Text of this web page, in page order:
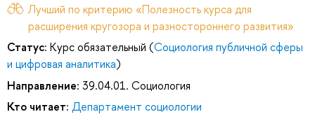
Лучший по критерию «Полезность курса для
расширения кругозора и разностороннего развития»
Статус: Курс обязательный (Социология публичной сферы
и цифровая аналитика)
Направление: 39.04.01. Социология
Кто читает: Департамент социологии